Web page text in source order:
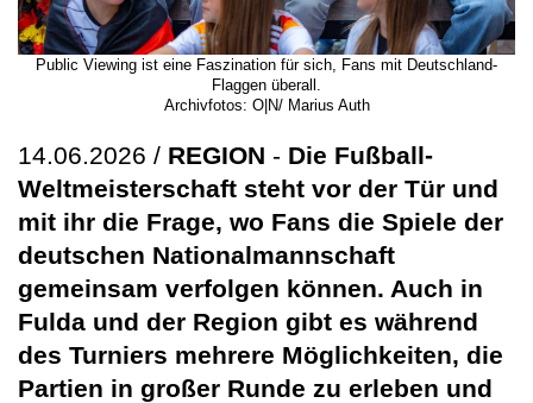
Public Viewing ist eine Faszination für sich, Fans mit Deutschland-
Flaggen überall.
Archivfotos: O|N/ Marius Auth
14.06.2026 / REGION - Die Fußball-
Weltmeisterschaft steht vor der Tür und
mit ihr die Frage, wo Fans die Spiele der
deutschen Nationalmannschaft
gemeinsam verfolgen können. Auch in
Fulda und der Region gibt es während
des Turniers mehrere Möglichkeiten, die
Partien in großer Runde zu erleben und